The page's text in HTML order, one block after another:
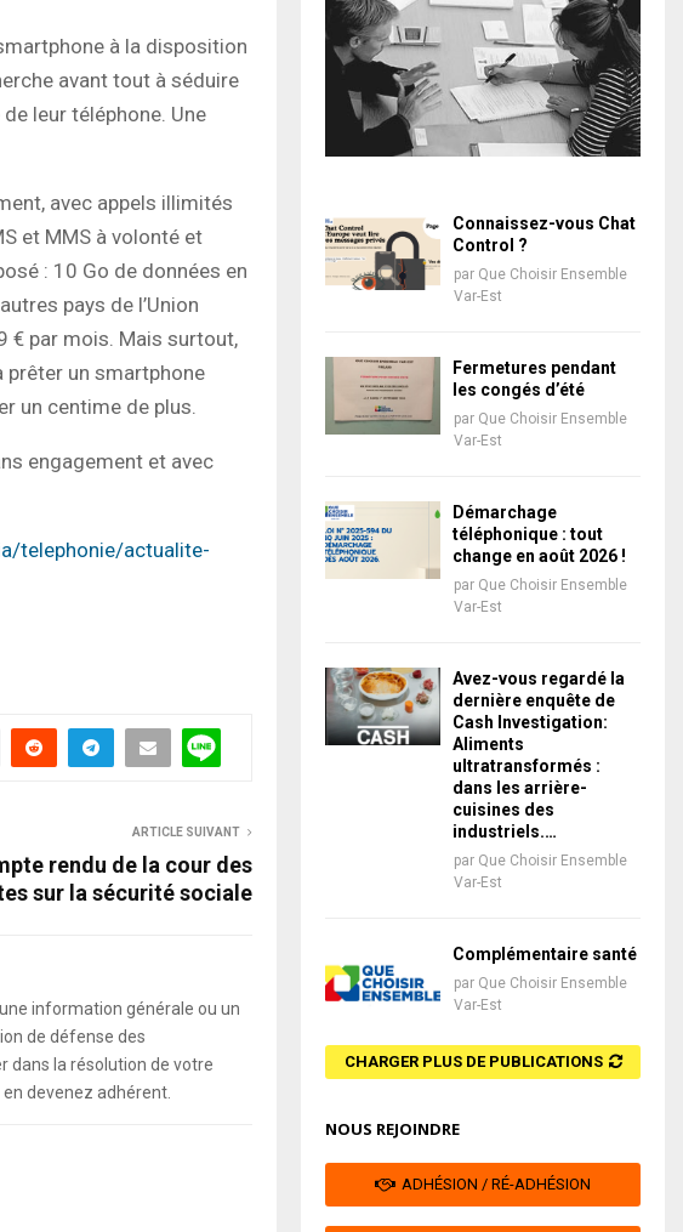
à la disposition
avant tout à séduire
leur téléphone. Une
avec appels illimités
et MMS à volonté et
: 10 Go de données en
pays de l’Union
€ par mois. Mais surtout,
prêter un smartphone
un centime de plus.
engagement et avec
telephonie/actualite-
ARTICLE SUIVANT
rendu de la cour des
sur la sécurité sociale
information générale ou un
de défense des
dans la résolution de votre
devenez adhérent.
Connaissez-vous Chat
Control ?
par Que Choisir Ensemble
Var-Est
Fermetures pendant
les congés d’été
par Que Choisir Ensemble
Var-Est
Démarchage
téléphonique : tout
change en août 2026 !
par Que Choisir Ensemble
Var-Est
Avez-vous regardé la
dernière enquête de
Cash Investigation:
Aliments
ultratransformés :
dans les arrière-
cuisines des
industriels.…
par Que Choisir Ensemble
Var-Est
Complémentaire santé
par Que Choisir Ensemble
Var-Est
CHARGER PLUS DE PUBLICATIONS
NOUS REJOINDRE
ADHÉSION / RÉ-ADHÉSION